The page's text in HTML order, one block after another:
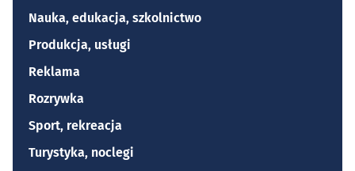
Nauka, edukacja, szkolnictwo
Produkcja, usługi
Reklama
Rozrywka
Sport, rekreacja
Turystyka, noclegi